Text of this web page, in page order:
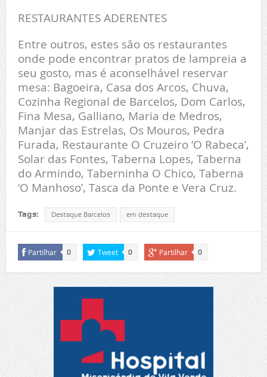
RESTAURANTES ADERENTES
Entre outros, estes são os restaurantes
onde pode encontrar pratos de lampreia a
seu gosto, mas é aconselhável reservar
mesa: Bagoeira, Casa dos Arcos, Chuva,
Cozinha Regional de Barcelos, Dom Carlos,
Fina Mesa, Galliano, Maria de Medros,
Manjar das Estrelas, Os Mouros, Pedra
Furada, Restaurante O Cruzeiro ‘O Rabeca’,
Solar das Fontes, Taberna Lopes, Taberna
do Armindo, Taberninha O Chico, Taberna
‘O Manhoso’, Tasca da Ponte e Vera Cruz.
Tags: Destaque Barcelos em destaque
Partilhar 0 Tweet 0 Partilhar 0